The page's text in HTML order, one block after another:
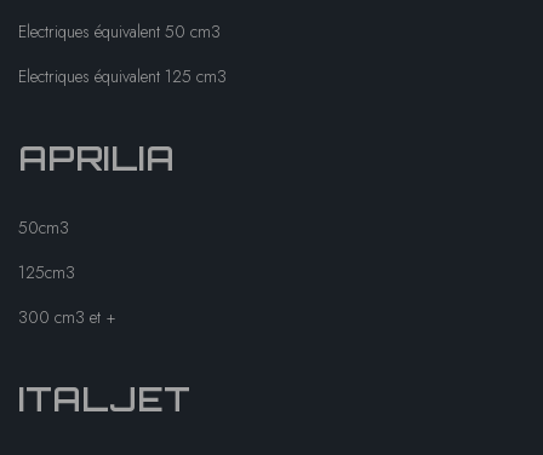
Electriques équivalent 50 cm3
Electriques équivalent 125 cm3
APRILIA
50cm3
125cm3
300 cm3 et +
ITALJET